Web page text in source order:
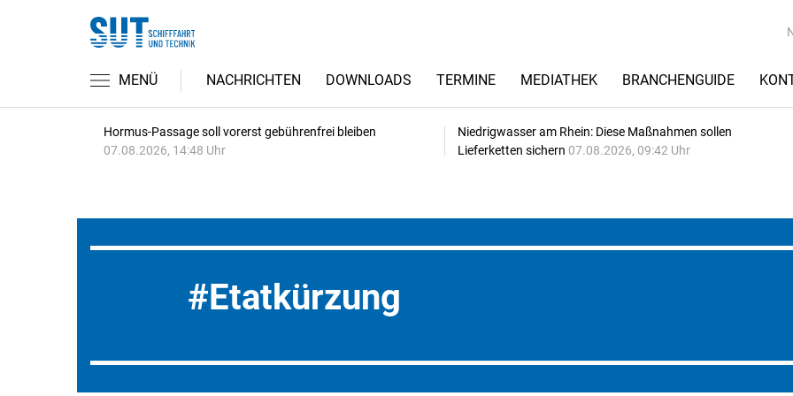
MENÜ NACHRICHTEN DOWNLOADS TERMINE MEDIATHEK BRANCHENGUIDE
Hormus-Passage soll vorerst gebührenfrei bleiben
07.08.2026, 14:48 Uhr
Niedrigwasser am Rhein: Diese Maßnahmen sollen
Lieferketten sichern 07.08.2026, 09:42 Uhr
Etatkürzung